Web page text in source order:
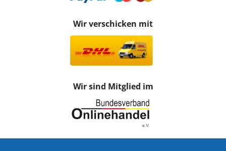
Wir verschicken mit
Wir sind Mitglied im